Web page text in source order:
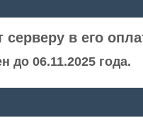
в его
до 06.11.2025 года.